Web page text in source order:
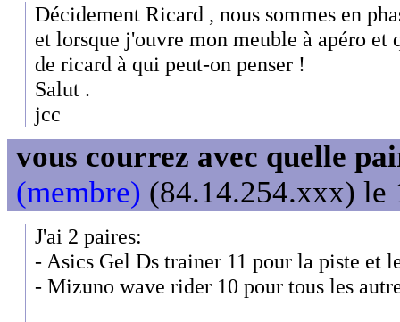
Décidement Ricard , nous sommes en
et lorsque j'ouvre mon meuble à apéro et
de ricard à qui peut-on penser !
Salut .
jcc
vous courrez avec quelle
(membre) (84.14.254.xxx) le
J'ai 2 paires:
- Asics Gel Ds trainer 11 pour la piste et
- Mizuno wave rider 10 pour tous les